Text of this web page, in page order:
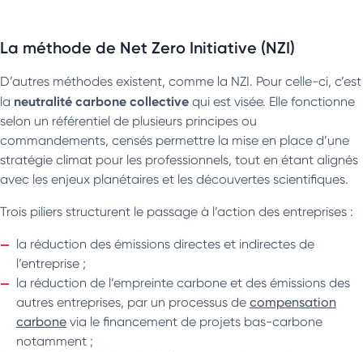
La méthode de Net Zero Initiative (NZI)
D’autres méthodes existent, comme la NZI. Pour celle-ci, c’est
la neutralité carbone collective qui est visée. Elle fonctionne
selon un référentiel de plusieurs principes ou
commandements, censés permettre la mise en place d’une
stratégie climat pour les professionnels, tout en étant alignés
avec les enjeux planétaires et les découvertes scientifiques.
Trois piliers structurent le passage à l’action des entreprises :
la réduction des émissions directes et indirectes de
l’entreprise ;
la réduction de l’empreinte carbone et des émissions des
autres entreprises, par un processus de compensation
carbone via le financement de projets bas-carbone
notamment ;